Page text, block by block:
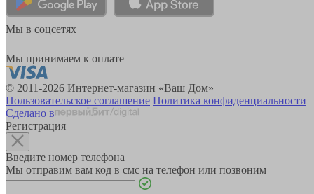
Мы в соцсетях
Мы принимаем к оплате
© 2011-2026 Интернет-магазин «Ваш Дом»
Пользовательское соглашение Политика конфиденциальности
Сделано в
Регистрация
Введите номер телефона
Мы отправим вам код в смс на телефон или позвоним